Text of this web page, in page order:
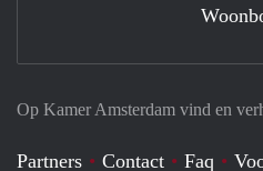
Op Kamer Amsterdam vind en
Partners Contact Faq